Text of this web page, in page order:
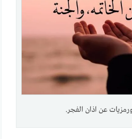
عن اذان الفجر.